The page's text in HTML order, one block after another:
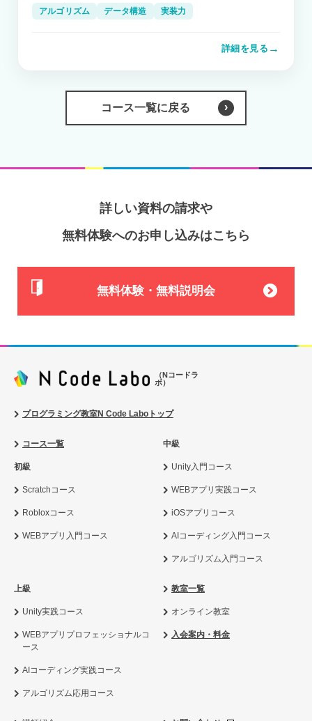
アルゴリズム データ構造 実装力
詳細を見る →
コース一覧に戻る
詳しい資料の請求や
無料体験へのお申し込みはこちら
無料体験・無料説明会
（Nコードラ
ボ）
プログラミング教室N Code Laboトップ
コース一覧
初級
Scratchコース
Robloxコース
WEBアプリ入門コース
中級
Unity入門コース
WEBアプリ実践コース
iOSアプリコース
AIコーディング入門コース
アルゴリズム入門コース
上級
Unity実践コース
WEBアプリプロフェッショナルコ
ース
AIコーディング実践コース
アルゴリズム応用コース
教室一覧
オンライン教室
入会案内・料金